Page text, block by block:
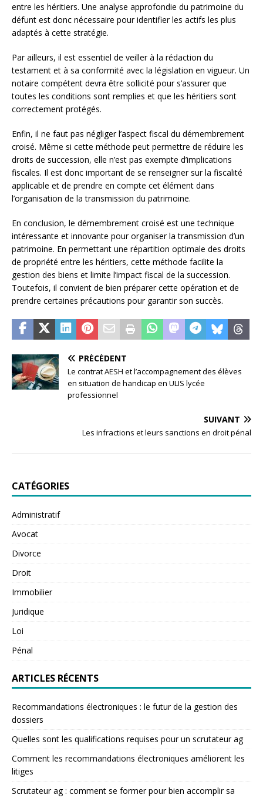
entre les héritiers. Une analyse approfondie du patrimoine du
défunt est donc nécessaire pour identifier les actifs les plus
adaptés à cette stratégie.
Par ailleurs, il est essentiel de veiller à la rédaction du
testament et à sa conformité avec la législation en vigueur. Un
notaire compétent devra être sollicité pour s’assurer que
toutes les conditions sont remplies et que les héritiers sont
correctement protégés.
Enfin, il ne faut pas négliger l’aspect fiscal du démembrement
croisé. Même si cette méthode peut permettre de réduire les
droits de succession, elle n’est pas exempte d’implications
fiscales. Il est donc important de se renseigner sur la fiscalité
applicable et de prendre en compte cet élément dans
l’organisation de la transmission du patrimoine.
En conclusion, le démembrement croisé est une technique
intéressante et innovante pour organiser la transmission d’un
patrimoine. En permettant une répartition optimale des droits
de propriété entre les héritiers, cette méthode facilite la
gestion des biens et limite l’impact fiscal de la succession.
Toutefois, il convient de bien préparer cette opération et de
prendre certaines précautions pour garantir son succès.
PRÉCÉDENT
Le contrat AESH et l’accompagnement des élèves
en situation de handicap en ULIS lycée
professionnel
SUIVANT
Les infractions et leurs sanctions en droit pénal
CATÉGORIES
Administratif
Avocat
Divorce
Droit
Immobilier
Juridique
Loi
Pénal
ARTICLES RÉCENTS
Recommandations électroniques : le futur de la gestion des
dossiers
Quelles sont les qualifications requises pour un scrutateur ag
Comment les recommandations électroniques améliorent les
litiges
Scrutateur ag : comment se former pour bien accomplir sa